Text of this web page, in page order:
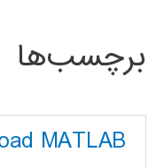
برچسب‌ها
MATLAB